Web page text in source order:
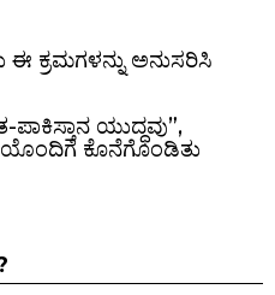
ಈ ಕ್ರಮಗಳನ್ನು ಅನುಸರಿಸಿ
ಯುದ್ಧವು”,
ಕೊನೆಗೊಂಡಿತು